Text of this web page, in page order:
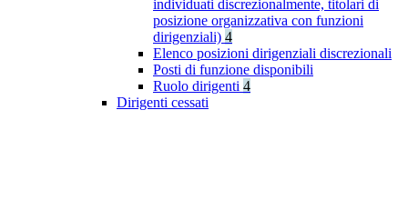
individuati discrezionalmente, titolari di
posizione organizzativa con funzioni
dirigenziali) 4
Elenco posizioni dirigenziali discrezionali
Posti di funzione disponibili
Ruolo dirigenti 4
Dirigenti cessati